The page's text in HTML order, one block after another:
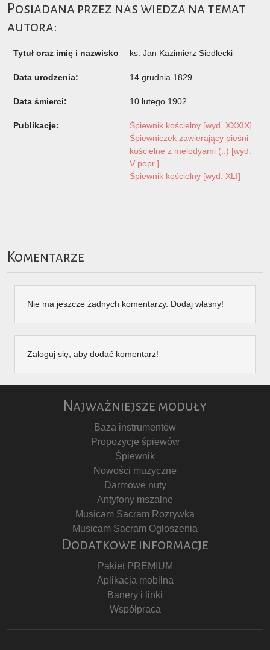
Posiadana przez nas wiedza na temat
autora:
Tytuł oraz imię i nazwisko ks. Jan Kazimierz Siedlecki
Data urodzenia: 14 grudnia 1829
Data śmierci: 10 lutego 1902
Publikacje:
Śpiewnik kościelny [wyd. XXXIX]
Śpiewniczek zawierający pieśni
kościelne z melodyami (..) [wyd.
V popr.]
Śpiewnik kościelny [wyd. XLI]
Komentarze
Nie ma jeszcze żadnych komentarzy. Dodaj własny!
Zaloguj się, aby dodać komentarz!
Najważniejsze moduły
Baza instrumentów
Propozycje śpiewów
Śpiewnik
Nowości muzyczne
Darmowe nuty
Antyfony mszalne
Musicam Sacram Rozrywka
Musicam Sacram Ogłoszenia
Dodatkowe informacje
Pakiet PREMIUM
Aplikacja mobilna
Banery i linki
Współpraca